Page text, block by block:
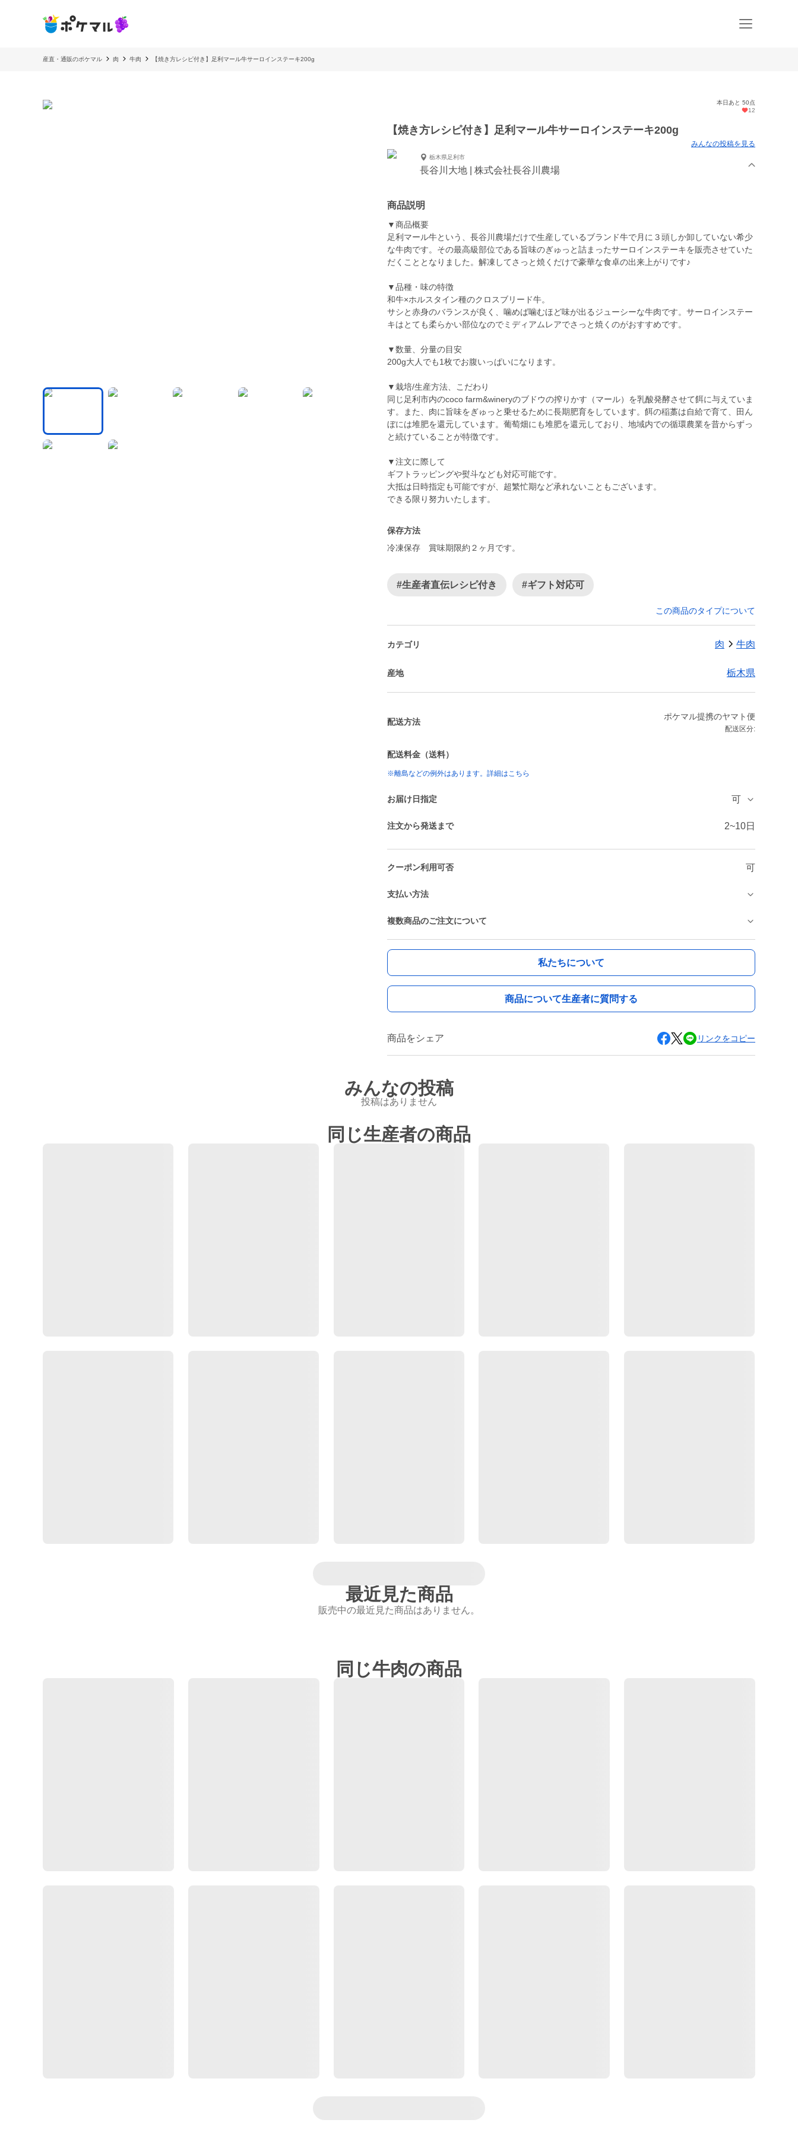
産直・通販のポケマル 肉 牛肉 【焼き方レシピ付き】足利マール牛サーロインステーキ200g
本日あと 50点
12
【焼き方レシピ付き】足利マール牛サーロインステーキ200g
みんなの投稿を見る
栃木県足利市
長谷川大地 | 株式会社長谷川農場
商品説明
▼商品概要
足利マール牛という、長谷川農場だけで生産しているブランド牛で月に３頭しか卸していない希少
な牛肉です。その最高級部位である旨味のぎゅっと詰まったサーロインステーキを販売させていた
だくこととなりました。解凍してさっと焼くだけで豪華な食卓の出来上がりです♪
▼品種・味の特徴
和牛×ホルスタイン種のクロスブリード牛。
サシと赤身のバランスが良く、噛めば噛むほど味が出るジューシーな牛肉です。サーロインステー
キはとても柔らかい部位なのでミディアムレアでさっと焼くのがおすすめです。
▼数量、分量の目安
200g大人でも1枚でお腹いっぱいになります。
▼栽培/生産方法、こだわり
同じ足利市内のcoco farm&wineryのブドウの搾りかす（マール）を乳酸発酵させて餌に与えていま
す。また、肉に旨味をぎゅっと乗せるために長期肥育をしています。餌の稲藁は自給で育て、田ん
ぼには堆肥を還元しています。葡萄畑にも堆肥を還元しており、地域内での循環農業を昔からずっ
と続けていることが特徴です。
▼注文に際して
ギフトラッピングや熨斗なども対応可能です。
大抵は日時指定も可能ですが、超繁忙期など承れないこともございます。
できる限り努力いたします。
保存方法
冷凍保存 賞味期限約２ヶ月です。
#生産者直伝レシピ付き #ギフト対応可
この商品のタイプについて
カテゴリ 肉 牛肉
産地 栃木県
配送方法
ポケマル提携のヤマト便
配送区分:
配送料金（送料）
※離島などの例外はあります。詳細はこちら
お届け日指定 可
注文から発送まで 2~10日
クーポン利用可否 可
支払い方法
複数商品のご注文について
私たちについて
商品について生産者に質問する
商品をシェア リンクをコピー
みんなの投稿
投稿はありません
同じ生産者の商品
最近見た商品
販売中の最近見た商品はありません。
同じ牛肉の商品